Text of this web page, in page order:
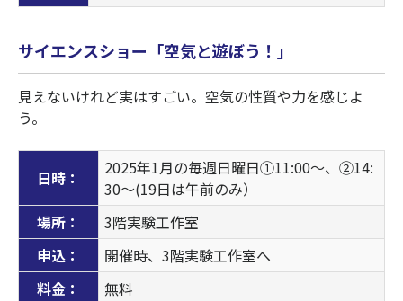
サイエンスショー「空気と遊ぼう！」
見えないけれど実はすごい。空気の性質や力を感じよ
う。
日時：
2025年1月の毎週日曜日①11:00～、②14:
30～(19日は午前のみ）
場所：
3階実験工作室
申込：
開催時、3階実験工作室へ
料金：
無料